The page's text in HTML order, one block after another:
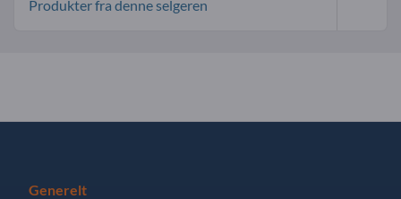
Produkter fra denne selgeren
Generelt